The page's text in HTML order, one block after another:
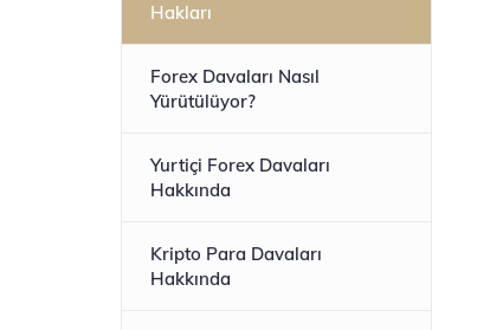
Hakları
Forex Davaları Nasıl
Yürütülüyor?
Yurtiçi Forex Davaları
Hakkında
Kripto Para Davaları
Hakkında